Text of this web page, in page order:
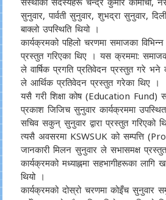
सुनुवार, पार्वती सुनुवार, शुभद्रा सुनुवार,
बाक्लो उपस्थिति थियो ।
कार्यक्रमको पहिलो चरणमा समाजका विभिन्न
प्रस्तुत गरिएका थिए । यस क्रममा:
ले वार्षिक प्रगति प्रतिवेदन प्रस्तुत गरे भने
ले आर्थिक प्रतिवेदन प्रस्तुत गरेका थिए ।
यसै गरी शिक्षा कोष (Education Fund)
प्रकाश जिजिच सुनुवार कार्यक्रममा
सचिव सकुन् सुनुवार द्वारा प्रस्तुत गरिएको
त्यसै अवसरमा KSWSUK को सम्पत्ति
जानकारी मिलन सुनुवार ले सभासमक्ष
कार्यक्रमको मध्याह्नमा सहभागीहरूका लागि
थियो ।
कार्यक्रमको दोस्रो चरणमा कोइँच सुनुवार